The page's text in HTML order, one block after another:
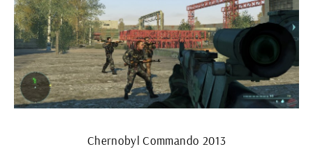
Chernobyl Commando 2013